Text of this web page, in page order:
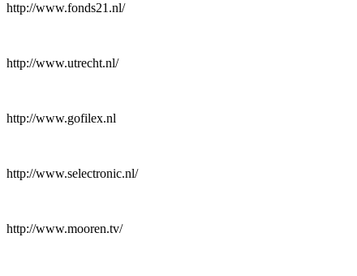
http://www.fonds21.nl/
http://www.utrecht.nl/
http://www.gofilex.nl
http://www.selectronic.nl/
http://www.mooren.tv/